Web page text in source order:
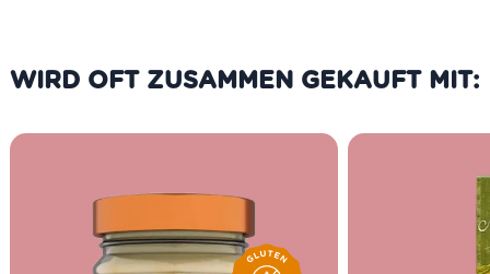
WIRD OFT ZUSAMMEN GEKAUFT MIT: